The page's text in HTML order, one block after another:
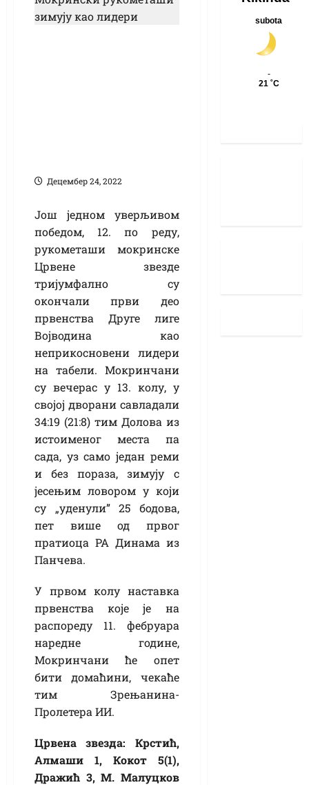
Децембер 24, 2022
Још једном уверљивом
победом, 12. по реду,
рукометаши мокринске
Црвене звезде
тријумфално су
окончали први део
првенства Друге лиге
Војводина као
неприкосновени лидери
на табели. Мокринчани
су вечерас у 13. колу, у
својој дворани савладали
34:19 (21:8) тим Долова из
истоименог места па
сада, уз само један реми
и без пораза, зимују с
јесењим ловором у који
су „уденули” 25 бодова,
пет више од првог
пратиоца РА Динама из
Панчева.
У првом колу наставка
првенства које је на
распореду 11. фебруара
наредне године,
Мокринчани ће опет
бити домаћини, чекаће
тим Зрењанина-
Пролетера ИИ.
Црвена звезда: Крстић,
Алмаши 1, Кокот 5(1),
Дражић 3, М. Малуцков